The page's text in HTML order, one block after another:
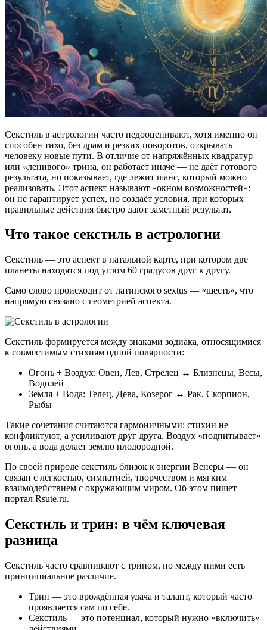
Секстиль в астрологии часто недооценивают, хотя именно он
способен тихо, без драм и резких поворотов, открывать
человеку новые пути. В отличие от напряжённых квадратур
или «ленивого» трина, он работает иначе — не даёт готового
результата, но показывает, где лежит шанс, который можно
реализовать. Этот аспект называют «окном возможностей»:
он не гарантирует успех, но создаёт условия, при которых
правильные действия быстро дают заметный результат.
Что такое секстиль в астрологии
Секстиль — это аспект в натальной карте, при котором две
планеты находятся под углом 60 градусов друг к другу.
Само слово происходит от латинского sextus — «шесть», что
напрямую связано с геометрией аспекта.
Секстиль формируется между знаками зодиака, относящимися
к совместимым стихиям одной полярности:
Огонь + Воздух: Овен, Лев, Стрелец ↔ Близнецы, Весы,
Водолей
Земля + Вода: Телец, Дева, Козерог ↔ Рак, Скорпион,
Рыбы
Такие сочетания считаются гармоничными: стихии не
конфликтуют, а усиливают друг друга. Воздух «подпитывает»
огонь, а вода делает землю плодородной.
По своей природе секстиль близок к энергии Венеры — он
связан с лёгкостью, симпатией, творчеством и мягким
взаимодействием с окружающим миром. Об этом пишет
портал Rsute.ru.
Секстиль и трин: в чём ключевая
разница
Секстиль часто сравнивают с трином, но между ними есть
принципиальное различие.
Трин — это врождённая удача и талант, который часто
проявляется сам по себе.
Секстиль — это потенциал, который нужно «включить»